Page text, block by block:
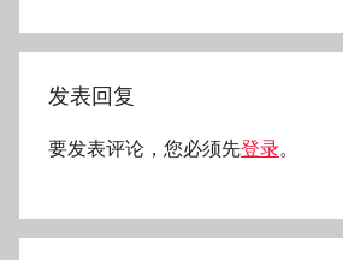
发表回复
要发表评论，您必须先登录。